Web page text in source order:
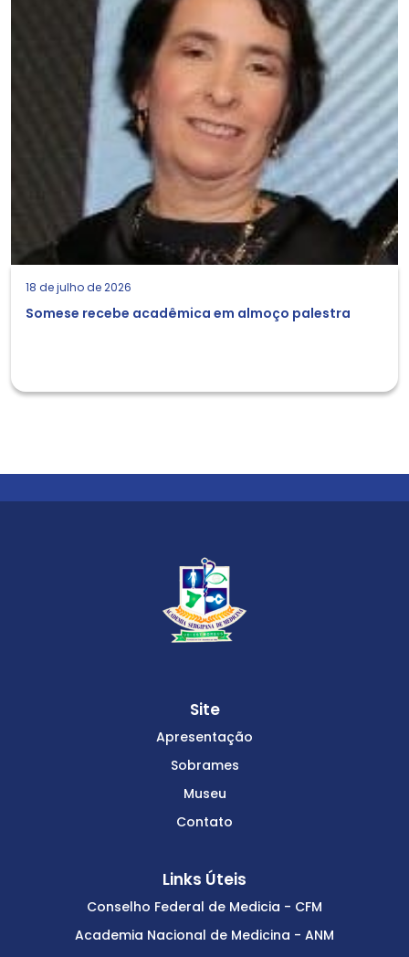
18 de julho de 2026
Somese recebe acadêmica em almoço palestra
Site
Apresentação
Sobrames
Museu
Contato
Links Úteis
Conselho Federal de Medicia - CFM
Academia Nacional de Medicina - ANM